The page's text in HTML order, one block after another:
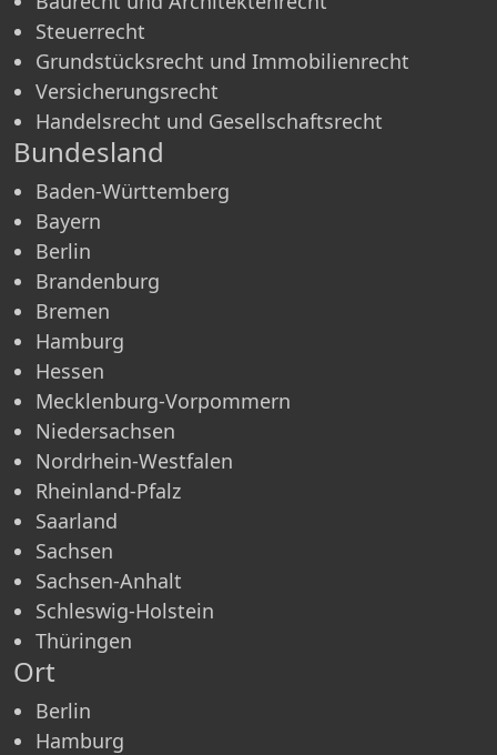
Steuerrecht
Grundstücksrecht und Immobilienrecht
Versicherungsrecht
Handelsrecht und Gesellschaftsrecht
Bundesland
Baden-Württemberg
Bayern
Berlin
Brandenburg
Bremen
Hamburg
Hessen
Mecklenburg-Vorpommern
Niedersachsen
Nordrhein-Westfalen
Rheinland-Pfalz
Saarland
Sachsen
Sachsen-Anhalt
Schleswig-Holstein
Thüringen
Ort
Berlin
Hamburg